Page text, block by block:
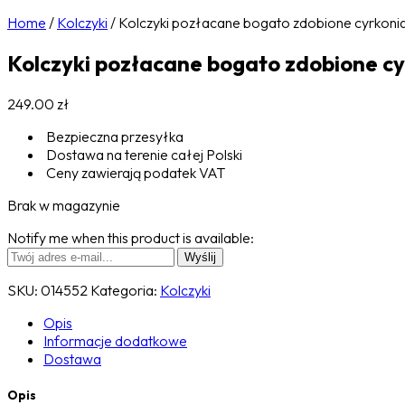
Home / Kolczyki / Kolczyki pozłacane bogato zdobione
Kolczyki pozłacane bogato zdobione
249.00 zł
Bezpieczna przesyłka
Dostawa na terenie całej Polski
Ceny zawierają podatek VAT
Brak w magazynie
Notify me when this product is available:
SKU: 014552 Kategoria: Kolczyki
Opis
Informacje dodatkowe
Dostawa
Opis